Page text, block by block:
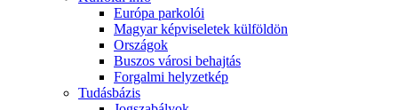
Európa parkolói
Magyar képviseletek külföldön
Országok
Buszos városi behajtás
Forgalmi helyzetkép
Tudásbázis